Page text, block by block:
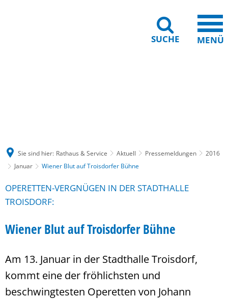
SUCHE MENÜ
Sie sind hier: Rathaus & Service Aktuell Pressemeldungen
2016
Januar
Wiener Blut auf Troisdorfer Bühne
OPERETTEN-VERGNÜGEN IN DER STADTHALLE
TROISDORF:
Wiener Blut auf Troisdorfer Bühne
Am 13. Januar in der Stadthalle Troisdorf,
kommt eine der fröhlichsten und
beschwingtesten Operetten von Johann